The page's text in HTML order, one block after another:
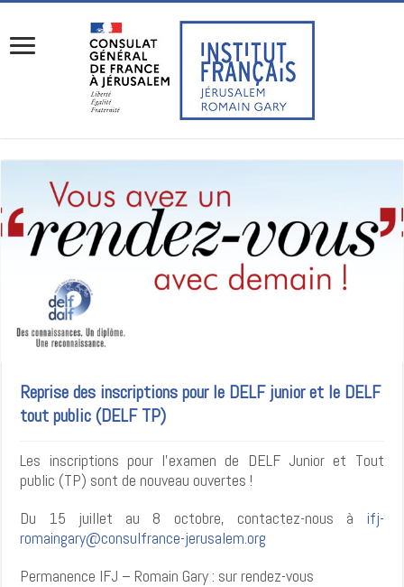
Reprise des inscriptions pour le DELF junior et le DELF
tout public (DELF TP)
Les inscriptions pour l’examen de DELF Junior et Tout
public (TP) sont de nouveau ouvertes !
Du 15 juillet au 8 octobre, contactez-nous à ifj-
romaingary@consulfrance-jerusalem.org
Permanence IFJ – Romain Gary : sur rendez-vous